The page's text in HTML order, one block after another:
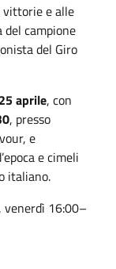
vittorie e alle
campione
del Giro
aprile, con
, presso
e
e cimeli
italiano.
venerdì 16:00–